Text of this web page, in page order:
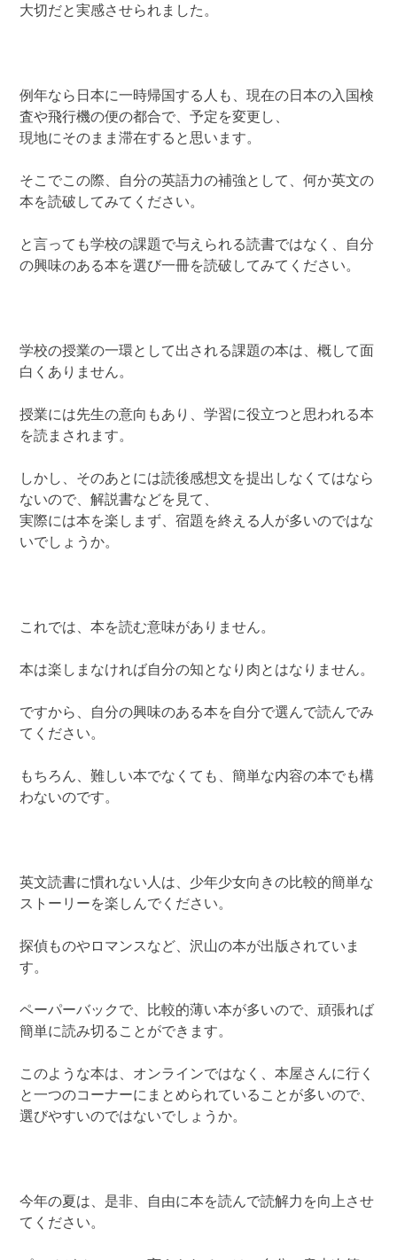
大切だと実感させられました。
例年なら日本に一時帰国する人も、現在の日本の入国検
査や飛行機の便の都合で、予定を変更し、
現地にそのまま滞在すると思います。
そこでこの際、自分の英語力の補強として、何か英文の
本を読破してみてください。
と言っても学校の課題で与えられる読書ではなく、自分
の興味のある本を選び一冊を読破してみてください。
学校の授業の一環として出される課題の本は、概して面
白くありません。
授業には先生の意向もあり、学習に役立つと思われる本
を読まされます。
しかし、そのあとには読後感想文を提出しなくてはなら
ないので、解説書などを見て、
実際には本を楽しまず、宿題を終える人が多いのではな
いでしょうか。
これでは、本を読む意味がありません。
本は楽しまなければ自分の知となり肉とはなりません。
ですから、自分の興味のある本を自分で選んで読んでみ
てください。
もちろん、難しい本でなくても、簡単な内容の本でも構
わないのです。
英文読書に慣れない人は、少年少女向きの比較的簡単な
ストーリーを楽しんでください。
探偵ものやロマンスなど、沢山の本が出版されていま
す。
ペーパーバックで、比較的薄い本が多いので、頑張れば
簡単に読み切ることができます。
このような本は、オンラインではなく、本屋さんに行く
と一つのコーナーにまとめられていることが多いので、
選びやすいのではないでしょうか。
今年の夏は、是非、自由に本を読んで読解力を向上させ
てください。